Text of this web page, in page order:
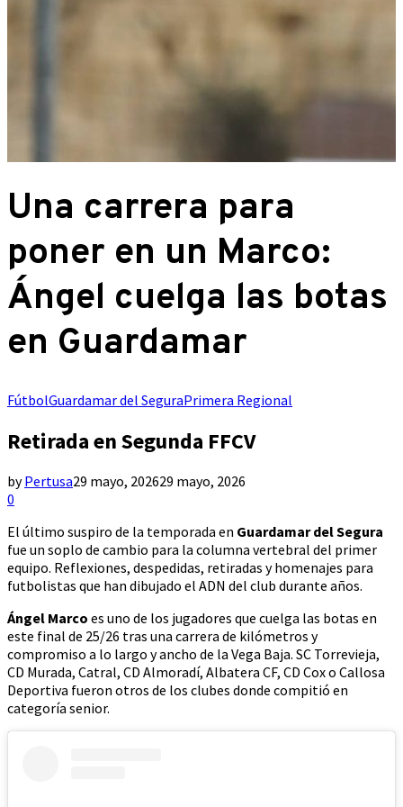
Una carrera para
poner en un Marco:
Ángel cuelga las botas
en Guardamar
FútbolGuardamar del SeguraPrimera Regional
Retirada en Segunda FFCV
byPertusa29 mayo, 202629 mayo, 2026
0
El último suspiro de la temporada en Guardamar del Segura
fue un soplo de cambio para la columna vertebral del primer
equipo. Reflexiones, despedidas, retiradas y homenajes para
futbolistas que han dibujado el ADN del club durante años.
Ángel Marco es uno de los jugadores que cuelga las botas en
este final de 25/26 tras una carrera de kilómetros y
compromiso a lo largo y ancho de la Vega Baja. SC Torrevieja,
CD Murada, Catral, CD Almoradí, Albatera CF, CD Cox o Callosa
Deportiva fueron otros de los clubes donde compitió en
categoría senior.